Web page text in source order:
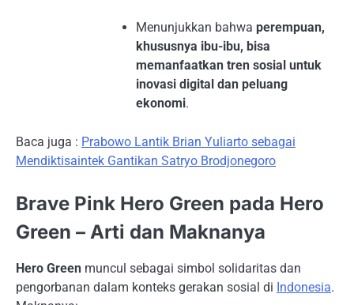
Menunjukkan bahwa perempuan,
khususnya ibu-ibu, bisa
memanfaatkan tren sosial untuk
inovasi digital dan peluang
ekonomi.
Baca juga : Prabowo Lantik Brian Yuliarto sebagai
Mendiktisaintek Gantikan Satryo Brodjonegoro
Brave Pink Hero Green pada Hero
Green – Arti dan Maknanya
Hero Green muncul sebagai simbol solidaritas dan
pengorbanan dalam konteks gerakan sosial di Indonesia.